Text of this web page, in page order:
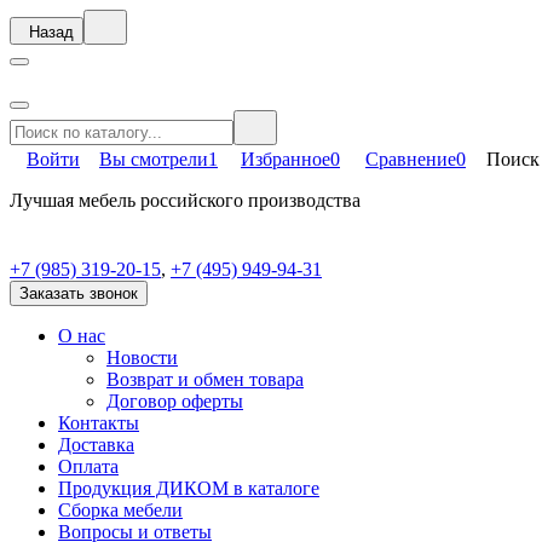
Назад
Войти Вы смотрели1 Избранное0 Сравнение0 Поиск
Лучшая мебель российского производства
+7 (985) 319-20-15, +7 (495) 949-94-31
Заказать звонок
О нас
Новости
Возврат и обмен товара
Договор оферты
Контакты
Доставка
Оплата
Продукция ДИКОМ в каталоге
Сборка мебели
Вопросы и ответы